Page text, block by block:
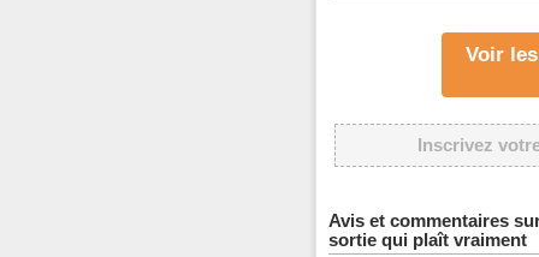
Voir
Inscrivez
Avis et commentaires
sortie qui plaît vraiment